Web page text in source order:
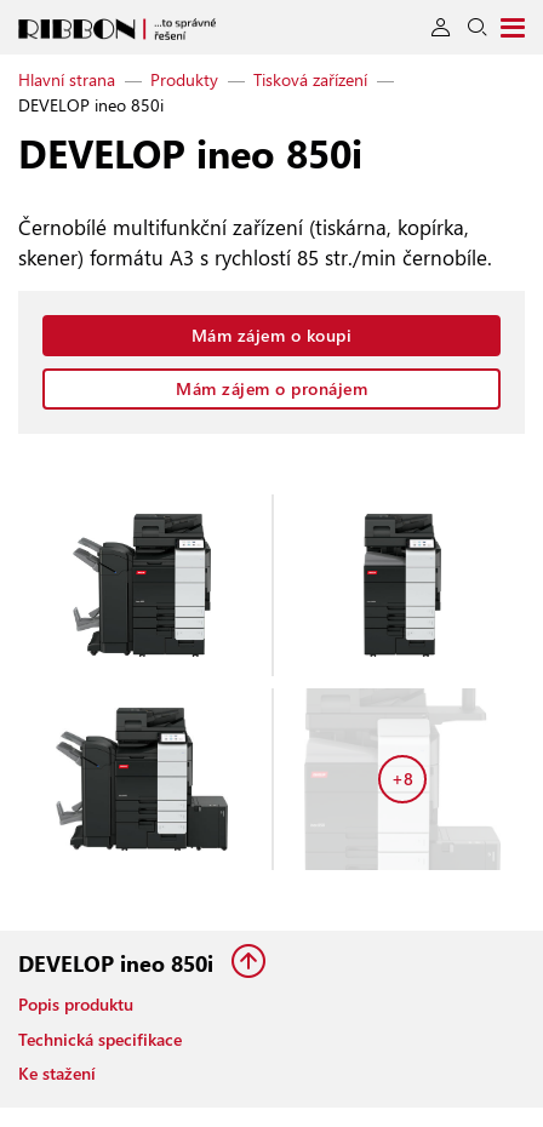
Hlavní strana — Produkty — Tisková zařízení —
DEVELOP ineo 850i
+8
DEVELOP ineo 850i
Černobílé multifunkční zařízení (tiskárna, kopírka,
skener) formátu A3 s rychlostí 85 str./min černobíle.
Mám zájem o koupi
Mám zájem o pronájem
DEVELOP ineo 850i
Popis produktu
Technická specifikace
Ke stažení